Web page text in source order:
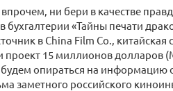
ни бери в качестве
«Тайны печати
в China Film Co.,
проект 15 миллионов долларов
опираться на
заметного российского